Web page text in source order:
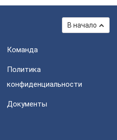
В начало
Команда
Политика
конфиденциальности
Документы